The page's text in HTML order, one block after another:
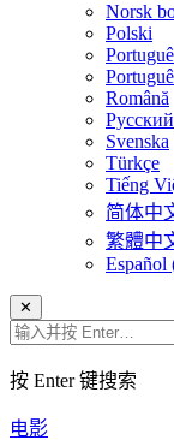
Norsk
Polski
Română
Русский
Svenska
Türkçe
Tiếng
简体中
繁體中
Español
✕
按 Enter 键搜索
电影